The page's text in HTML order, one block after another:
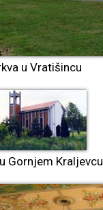
u Vratišincu
Gornjem Kraljevcu